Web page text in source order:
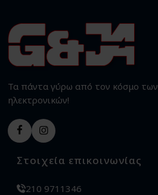
Τα πάντα γύρω από τον κόσμο των
ηλεκτρονικών!
Στοιχεία επικοινωνίας
210 9711346